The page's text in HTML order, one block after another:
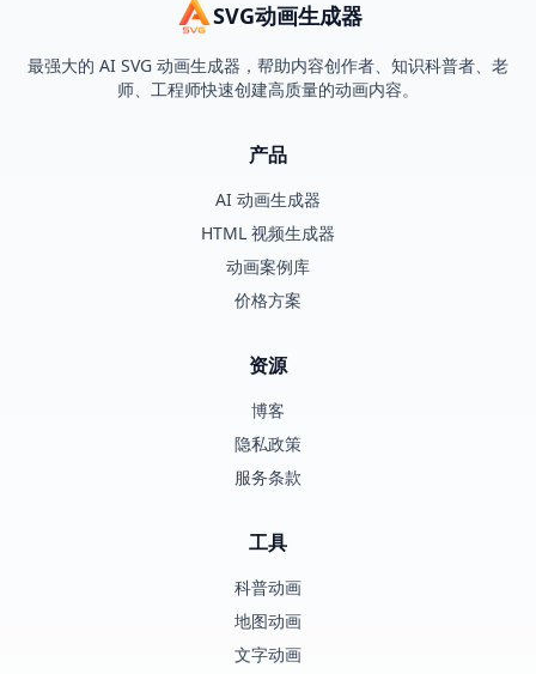
SVG动画生成器
最强大的 AI SVG 动画生成器，帮助内容创作者、知识科普者、老
师、工程师快速创建高质量的动画内容。
产品
AI 动画生成器
HTML 视频生成器
动画案例库
价格方案
资源
博客
隐私政策
服务条款
工具
科普动画
地图动画
文字动画